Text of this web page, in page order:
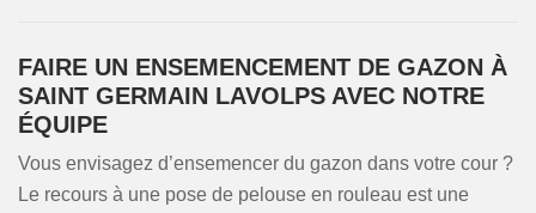
FAIRE UN ENSEMENCEMENT DE GAZON À
SAINT GERMAIN LAVOLPS AVEC NOTRE
ÉQUIPE
Vous envisagez d’ensemencer du gazon dans votre cour ?
Le recours à une pose de pelouse en rouleau est une